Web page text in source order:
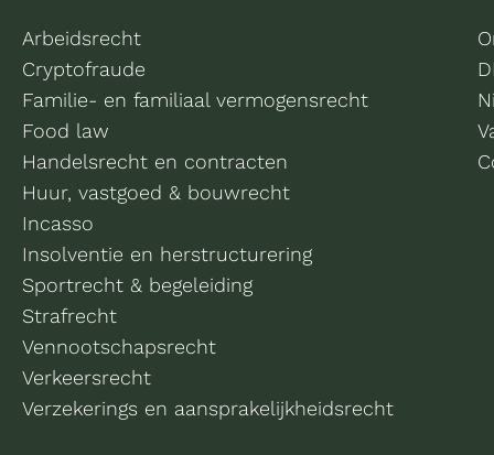
Arbeidsrecht
Cryptofraude
Familie- en familiaal vermogensrecht
Food law
Handelsrecht en contracten
Huur, vastgoed & bouwrecht
Incasso
Insolventie en herstructurering
Sportrecht & begeleiding
Strafrecht
Vennootschapsrecht
Verkeersrecht
Verzekerings en aansprakelijkheidsrecht